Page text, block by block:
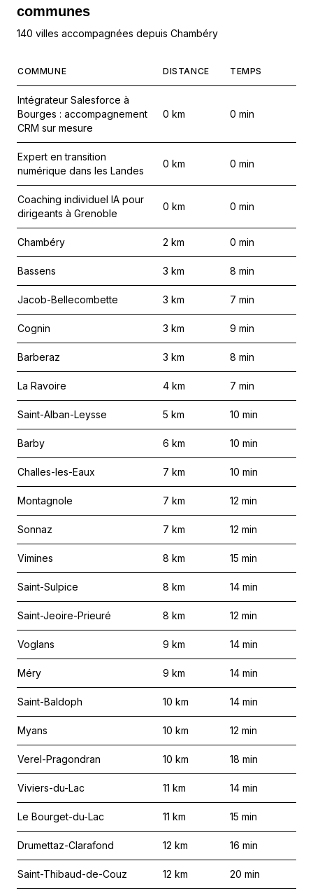
communes
140 villes accompagnées depuis Chambéry
COMMUNE DISTANCE TEMPS
Intégrateur Salesforce à
Bourges : accompagnement
CRM sur mesure
0 km 0 min
Expert en transition
numérique dans les Landes
0 km 0 min
Coaching individuel IA pour
dirigeants à Grenoble
0 km 0 min
Chambéry 2 km 0 min
Bassens 3 km 8 min
Jacob-Bellecombette 3 km 7 min
Cognin 3 km 9 min
Barberaz 3 km 8 min
La Ravoire 4 km 7 min
Saint-Alban-Leysse 5 km 10 min
Barby 6 km 10 min
Challes-les-Eaux 7 km 10 min
Montagnole 7 km 12 min
Sonnaz 7 km 12 min
Vimines 8 km 15 min
Saint-Sulpice 8 km 14 min
Saint-Jeoire-Prieuré 8 km 12 min
Voglans 9 km 14 min
Méry 9 km 14 min
Saint-Baldoph 10 km 14 min
Myans 10 km 12 min
Verel-Pragondran 10 km 18 min
Viviers-du-Lac 11 km 14 min
Le Bourget-du-Lac 11 km 15 min
Drumettaz-Clarafond 12 km 16 min
Saint-Thibaud-de-Couz 12 km 20 min